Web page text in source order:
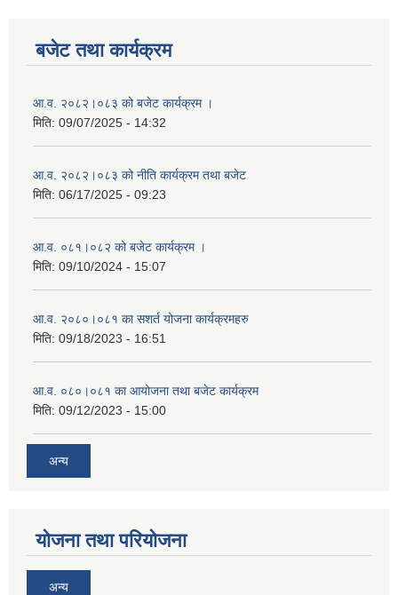
बजेट तथा कार्यक्रम
आ.व. २०८२।०८३ को बजेट कार्यक्रम ।
मिति: 09/07/2025 - 14:32
आ.व. २०८२।०८३ को नीति कार्यक्रम तथा बजेट
मिति: 06/17/2025 - 09:23
आ.व. ०८१।०८२ को बजेट कार्यक्रम ।
मिति: 09/10/2024 - 15:07
आ.व. २०८०।०८१ का सशर्त योजना कार्यक्रमहरु
मिति: 09/18/2023 - 16:51
आ.व. ०८०।०८१ का आयोजना तथा बजेट कार्यक्रम
मिति: 09/12/2023 - 15:00
अन्य
योजना तथा परियोजना
अन्य